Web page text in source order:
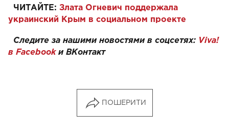
ЧИТАЙТЕ: Злата Огневич поддержала
украинский Крым в социальном проекте
Следите за нашими новостями в соцсетях: Viva!
в Facebookи ВКонтакт
ПОШЕРИТИ